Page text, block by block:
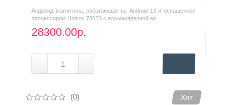
Андроид магнитола, работающая на Android 13 и оснащенная
процессором Unisoc 7862S с восьмиядерной ар..
28300.00р.
(0) Хит